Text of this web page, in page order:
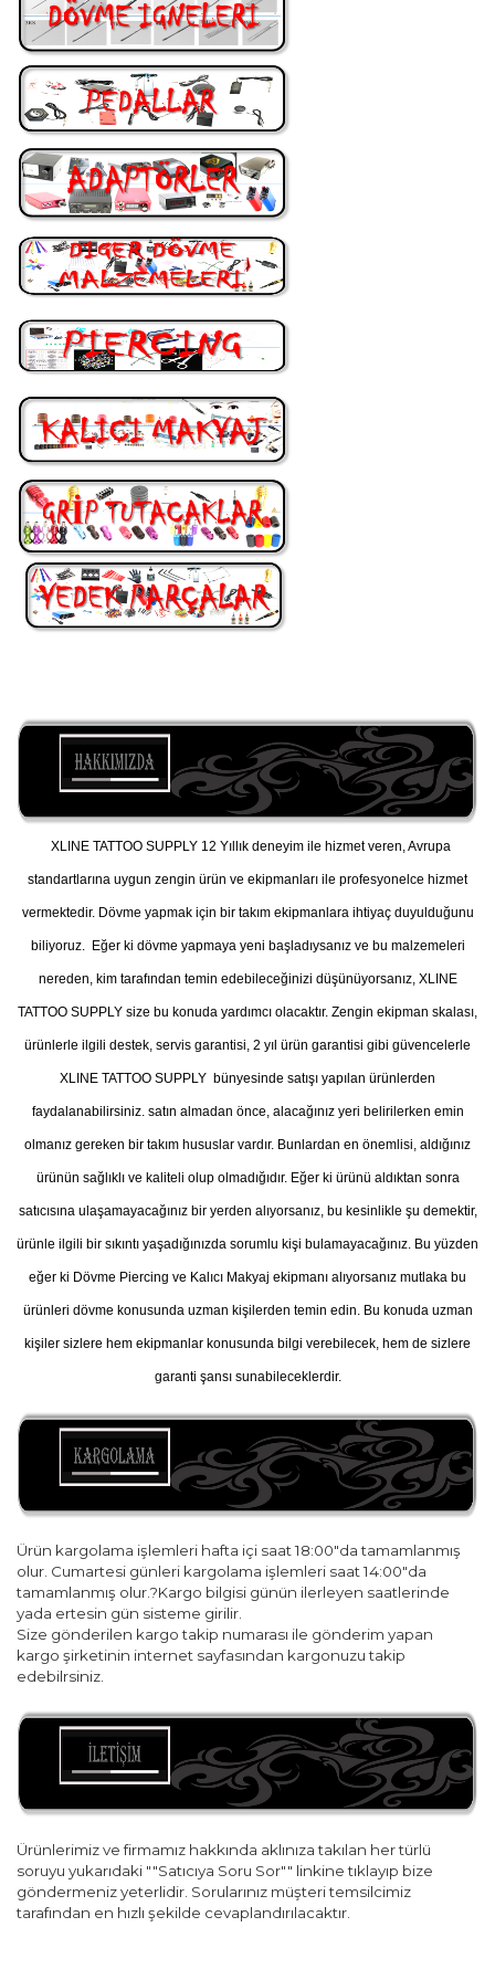
XLINE TATTOO SUPPLY 12 Yıllık deneyim ile hizmet veren, Avrupa
standartlarına uygun zengin ürün ve ekipmanları ile profesyonelce hizmet
vermektedir. Dövme yapmak için bir takım ekipmanlara ihtiyaç duyulduğunu
biliyoruz. Eğer ki dövme yapmaya yeni başladıysanız ve bu malzemeleri
nereden, kim tarafından temin edebileceğinizi düşünüyorsanız, XLINE
TATTOO SUPPLY size bu konuda yardımcı olacaktır. Zengin ekipman skalası,
ürünlerle ilgili destek, servis garantisi, 2 yıl ürün garantisi gibi güvencelerle
XLINE TATTOO SUPPLY bünyesinde satışı yapılan ürünlerden
faydalanabilirsiniz. satın almadan önce, alacağınız yeri belirilerken emin
olmanız gereken bir takım hususlar vardır. Bunlardan en önemlisi, aldığınız
ürünün sağlıklı ve kaliteli olup olmadığıdır. Eğer ki ürünü aldıktan sonra
satıcısına ulaşamayacağınız bir yerden alıyorsanız, bu kesinlikle şu demektir,
ürünle ilgili bir sıkıntı yaşadığınızda sorumlu kişi bulamayacağınız. Bu yüzden
eğer ki Dövme Piercing ve Kalıcı Makyaj ekipmanı alıyorsanız mutlaka bu
ürünleri dövme konusunda uzman kişilerden temin edin. Bu konuda uzman
kişiler sizlere hem ekipmanlar konusunda bilgi verebilecek, hem de sizlere
garanti şansı sunabileceklerdir.
Ürün kargolama işlemleri hafta içi saat 18:00"da tamamlanmış
olur. Cumartesi günleri kargolama işlemleri saat 14:00"da
tamamlanmış olur.?Kargo bilgisi günün ilerleyen saatlerinde
yada ertesin gün sisteme girilir.
Size gönderilen kargo takip numarası ile gönderim yapan
kargo şirketinin internet sayfasından kargonuzu takip
edebilrsiniz.
Ürünlerimiz ve firmamız hakkında aklınıza takılan her türlü
soruyu yukarıdaki ""Satıcıya Soru Sor"" linkine tıklayıp bize
göndermeniz yeterlidir. Sorularınız müşteri temsilcimiz
tarafından en hızlı şekilde cevaplandırılacaktır.